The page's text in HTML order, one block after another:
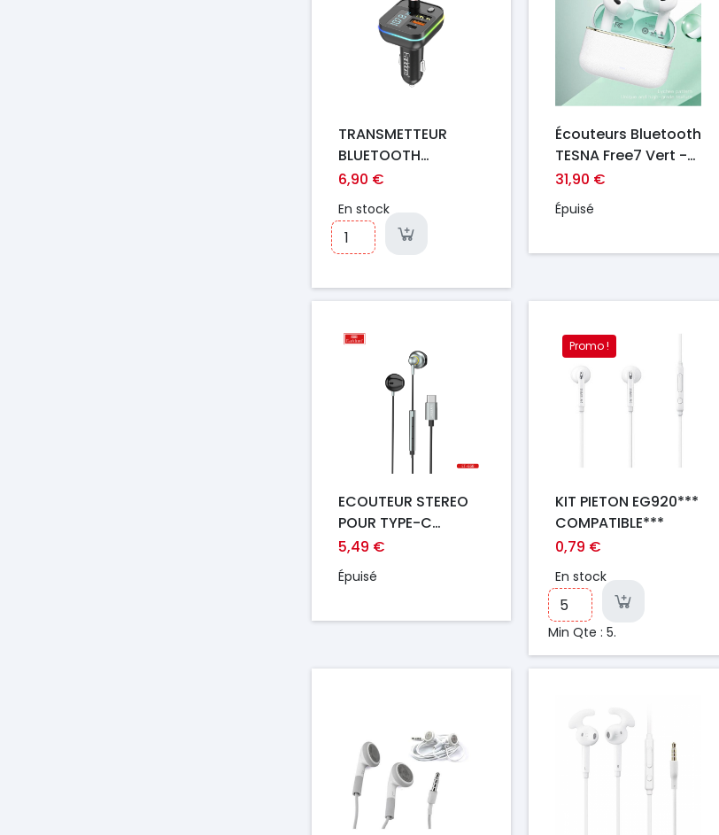
TRANSMETTEUR
BLUETOOTH
MULTIFONCTION
NOIR
6,90 €
En stock
Écouteurs Bluetooth
TESNA Free7 Vert -
ANC, Bluetooth 5.4
et Autonomie
Longue Durée
31,90 €
Épuisé
Prix
ECOUTEUR STEREO
POUR TYPE-C
IPHONE 15 Z FLIP 6
E68 SILVER METAL
5,49 €
Épuisé
Promo !
Prix
KIT PIETON EG920***
COMPATIBLE***
0,79 €
En stock
Min Qte : 5.